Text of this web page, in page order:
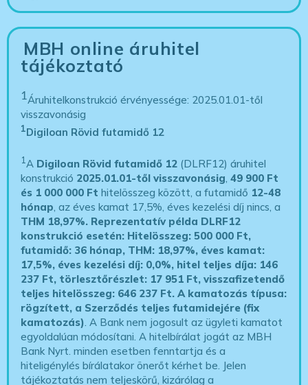
MBH online áruhitel
tájékoztató
1Áruhitelkonstrukció érvényessége: 2025.01.01-től
visszavonásig
1Digiloan Rövid futamidő 12
1A Digiloan Rövid futamidő 12 (DLRF12) áruhitel
konstrukció 2025.01.01-től visszavonásig,49 900 Ft
és 1 000 000 Ft hitelösszeg között, a futamidő 12-48
hónap, az éves kamat 17,5%, éves kezelési díj nincs, a
THM 18,97%. Reprezentatív példa DLRF12
konstrukció esetén: Hitelösszeg: 500 000 Ft,
futamidő: 36 hónap, THM: 18,97%, éves kamat:
17,5%, éves kezelési díj: 0,0%, hitel teljes díja: 146
237 Ft, törlesztőrészlet: 17 951 Ft, visszafizetendő
teljes hitelösszeg: 646 237 Ft.A kamatozás típusa:
rögzített, a Szerződés teljes futamidejére (fix
kamatozás). A Bank nem jogosult az ügyleti kamatot
egyoldalúan módosítani. A hitelbírálat jogát az MBH
Bank Nyrt. minden esetben fenntartja és a
hiteligénylés bírálatakor önerőt kérhet be. Jelen
tájékoztatás nem teljeskörű, kizárólag a